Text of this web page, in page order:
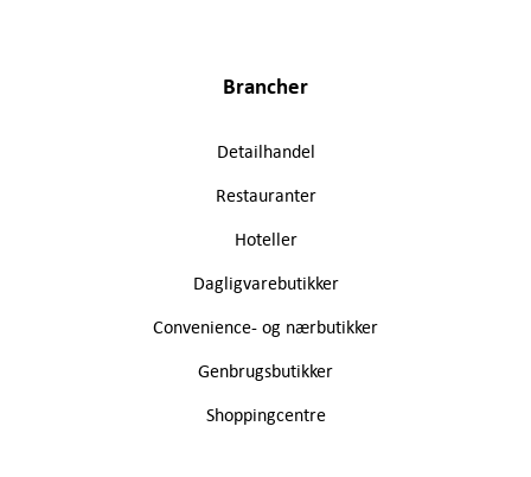
Brancher
Detailhandel
Restauranter
Hoteller
Dagligvarebutikker
Convenience- og nærbutikker
Genbrugsbutikker
Shoppingcentre